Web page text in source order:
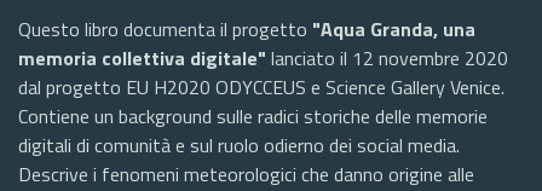
Questo libro documenta il progetto "Aqua Granda, una
memoria collettiva digitale" lanciato il 12 novembre 2020
dal progetto EU H2020 ODYCCEUS e Science Gallery Venice.
Contiene un background sulle radici storiche delle memorie
digitali di comunità e sul ruolo odierno dei social media.
Descrive i fenomeni meteorologici che danno origine alle